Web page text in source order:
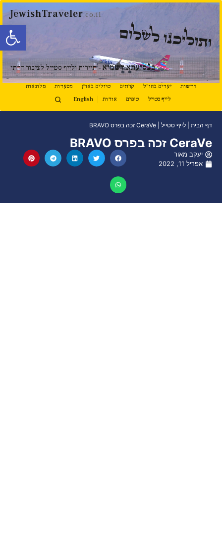
פתח
JewishTraveler.co.il
ותוליכנו לשלום
בנסיעתא דשמיא- תיירות ולייף סטייל לציבור הדתי
חדשות יעדים בחו"ל קרוזים טיולים בארץ מסעדות
מלונאות
לייף סטייל
טיפים אודות English
דף הבית לייף סטייל CeraVe זכה בפרס BRAVO
CeraVe זכה בפרס BRAVO
יעקב מאור
אפריל 11, 2022